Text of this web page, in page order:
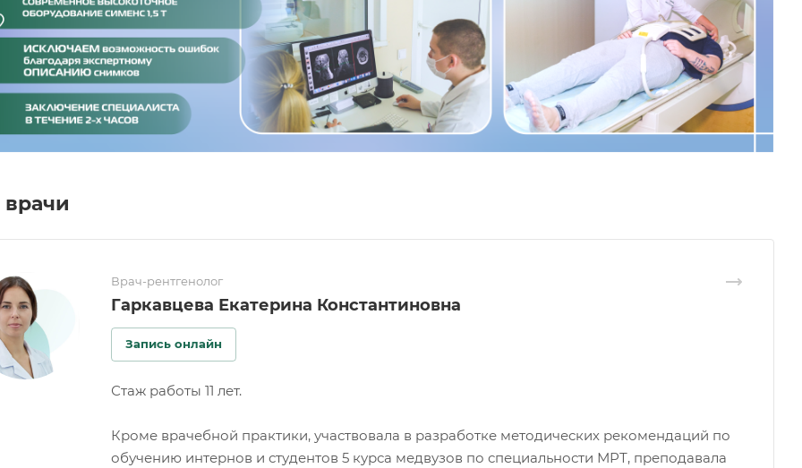
Врач-рентгенолог
Гаркавцева Екатерина Константиновна
Запись онлайн
Стаж работы 11 лет.
Кроме врачебной практики, участвовала в разработке методических рекомендаций по
обучению интернов и студентов 5 курса медвузов по специальности МРТ, преподавала